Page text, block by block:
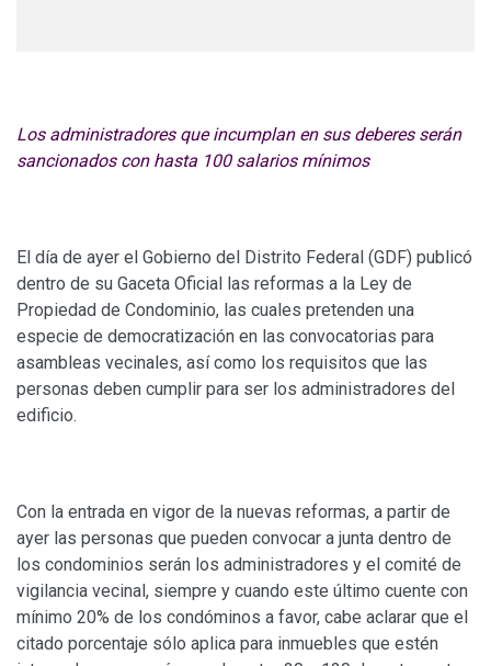
Los administradores que incumplan en sus deberes serán
sancionados con hasta 100 salarios mínimos
El día de ayer el Gobierno del Distrito Federal (GDF) publicó
dentro de su Gaceta Oficial las reformas a la Ley de
Propiedad de Condominio, las cuales pretenden una
especie de democratización en las convocatorias para
asambleas vecinales, así como los requisitos que las
personas deben cumplir para ser los administradores del
edificio.
Con la entrada en vigor de la nuevas reformas, a partir de
ayer las personas que pueden convocar a junta dentro de
los condominios serán los administradores y el comité de
vigilancia vecinal, siempre y cuando este último cuente con
mínimo 20% de los condóminos a favor, cabe aclarar que el
citado porcentaje sólo aplica para inmuebles que estén